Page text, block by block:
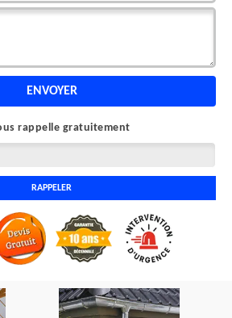
rappelle gratuitement